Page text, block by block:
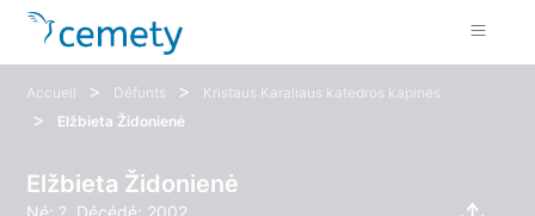
Accueil > Défunts > Kristaus Karaliaus katedros kapinės
> Elžbieta Židonienė
Elžbieta Židonienė
Né: ?, Décédé: 2002